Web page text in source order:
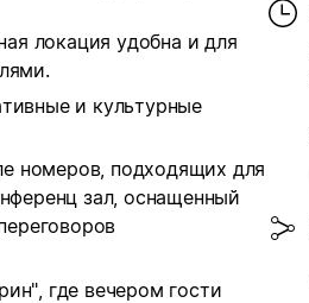
локация удобна и для
и культурные
номеров, подходящих для
зал, оснащенный
где вечером гости